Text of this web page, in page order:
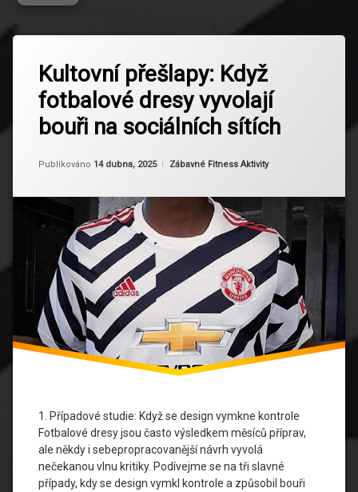
Kultovní přešlapy: Když
fotbalové dresy vyvolají
bouři na sociálních sítích
Publikováno 14 dubna, 2025
Aktualizováno 14 dubna, 2025
Od Ruby
Kategorie:
Zábavné Fitness Aktivity
1. Případové studie: Když se design vymkne kontrole
Fotbalové dresy jsou často výsledkem měsíců příprav,
ale někdy i sebepropracovanější návrh vyvolá
nečekanou vlnu kritiky. Podívejme se na tři slavné
případy, kdy se design vymkl kontrole a způsobil bouři
Adidas
Fail
Design
Fotbalova
Fotbalova
Kultura
Fotbalova
Moda
Manchester
United
Socialni
Boure
komentář
na
Kultovní
přešlapy:
Když
fotbalové
vyvolají
na
sítích